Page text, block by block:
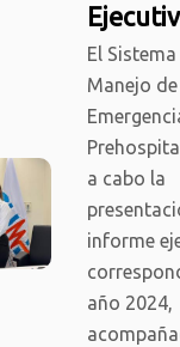
El
Manejo de
a cabo la
informe
año 2024,